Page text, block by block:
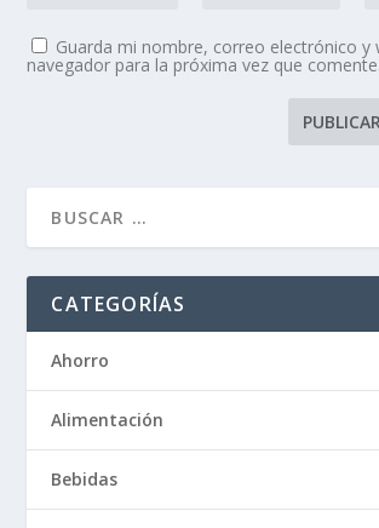
Guarda mi nombre, correo electrónico y
navegador para la próxima vez que comente.
CATEGORÍAS
Ahorro
Alimentación
Bebidas